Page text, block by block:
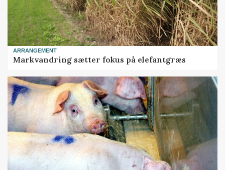
ARRANGEMENT
Markvandring sætter fokus på elefantgræs